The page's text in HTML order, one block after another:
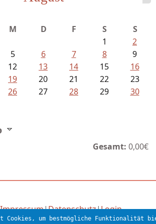
knapp am...
M D F S
S
1
2
5 6 7 8
9
12 13 14 15
16
19 20 21 22
23
26 27 28 29
30
Gesamt: 0,00€
Impressum|Datenschutz|Login
Cookies, um bestmögliche Funktionalität